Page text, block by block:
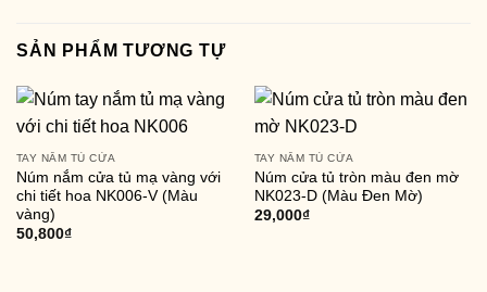
SẢN PHẨM TƯƠNG TỰ
TAY NẮM TỦ CỬA
Núm nắm cửa tủ mạ vàng với
chi tiết hoa NK006-V (Màu
vàng)
50,800₫
TAY NẮM TỦ CỬA
Núm cửa tủ tròn màu đen mờ
NK023-D (Màu Đen Mờ)
29,000₫